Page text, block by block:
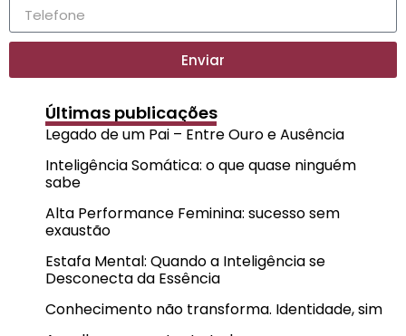
Enviar
Últimas publicações
Legado de um Pai – Entre Ouro e Ausência
Inteligência Somática: o que quase ninguém
sabe
Alta Performance Feminina: sucesso sem
exaustão
Estafa Mental: Quando a Inteligência se
Desconecta da Essência
Conhecimento não transforma. Identidade, sim